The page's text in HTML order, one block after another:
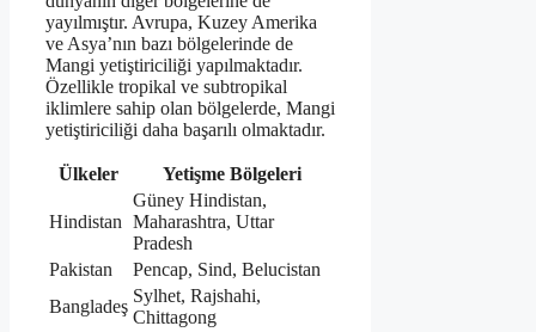
yayılmıştır. Avrupa, Kuzey Amerika
ve Asya’nın bazı bölgelerinde de
Mangi yetiştiriciliği yapılmaktadır.
Özellikle tropikal ve subtropikal
iklimlere sahip olan bölgelerde, Mangi
yetiştiriciliği daha başarılı olmaktadır.
Ülkeler Yetişme Bölgeleri
Hindistan
Güney Hindistan,
Maharashtra, Uttar
Pradesh
Pakistan
Pencap, Sind, Belucistan
Bangladeş
Sylhet, Rajshahi,
Chittagong